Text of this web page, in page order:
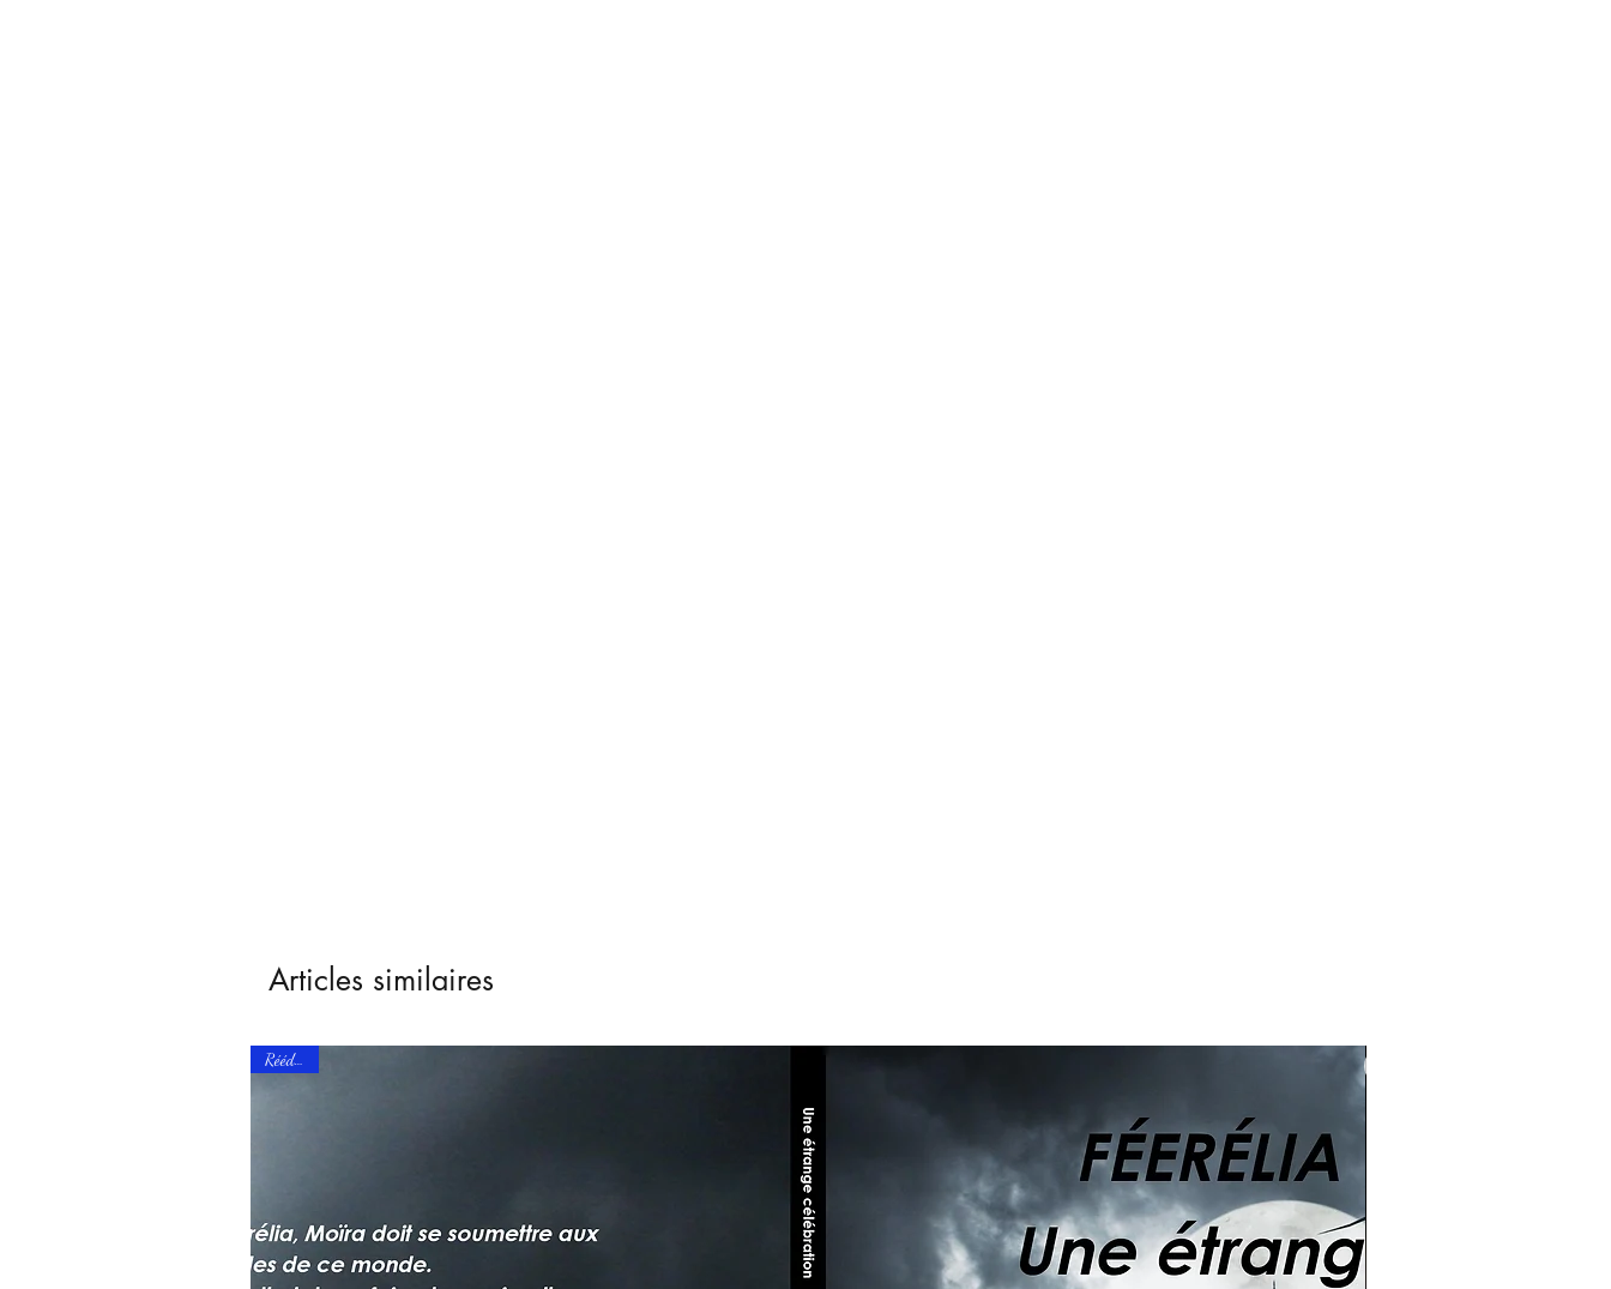
Articles similaires
Réédition